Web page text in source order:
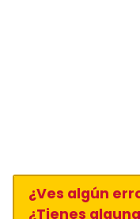
¿Ves algún
¿Tienes